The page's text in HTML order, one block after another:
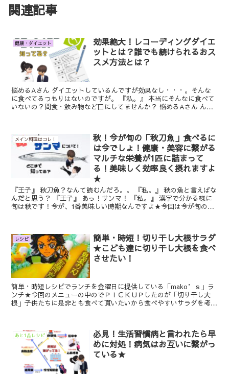
関連記事
健康・ダイエット
効果絶大！レコーディングダイエ
ットとは？誰でも続けられるおス
スメ方法とは？
悩めるAさん ダイエットしているんですが効果なし・・・。そんな
に食べてるつもりはないのですが。 『私。』 本当にそんなに食べて
いないの？間食・飲み物など口にしてませんか？ 悩めるAさん ん
メイン料理はコレ！
秋！今が旬の「秋刀魚」食べるに
は今でしょ！健康・美容に繋がる
マルチな栄養が1匹に詰まって
る！美味しく効率良く摂れますよ
★
『王子』 秋刀魚？なんて読むんだろ。。 『私。』 秋の魚と言えばな
んだと思う？ 『王子』 あっ！サンマ！ 『私。』 漢字で分かる様に
旬は秋です！今が、1番美味しい時期なんですよ★今回は今が旬のサ
レシピ
簡単・時短！切り干し大根サラダ
★こども達に切り干し大根を食べ
させたい！
簡単・時短レシピでランチを金曜日に提供している「mako’ｓ」ラ
ンチ★今回のメニューの中のでＰＩＣＫＵＰしたのが「切り干し大
根」子供たちに是非とも食べて貰いたいから食べやすいサラダを考え
あと1品レシピ
必見！生活習慣病と言われたら早
めに対処！病気はお互いに繋がっ
ている★